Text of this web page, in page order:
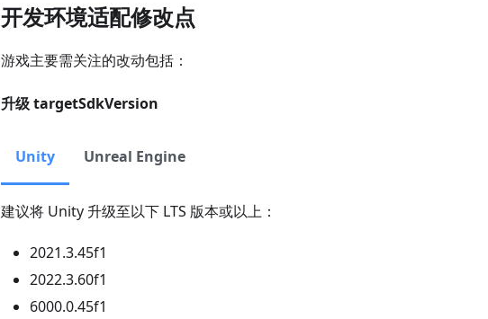
开发环境适配修改点
游戏主要需关注的改动包括：
升级 targetSdkVersion
Unity Unreal Engine
建议将 Unity 升级至以下 LTS 版本或以上：
2021.3.45f1
2022.3.60f1
6000.0.45f1